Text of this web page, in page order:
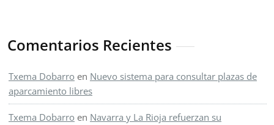
Comentarios Recientes
Txema Dobarro en Nuevo sistema para consultar plazas de
aparcamiento libres
Txema Dobarro en Navarra y La Rioja refuerzan su